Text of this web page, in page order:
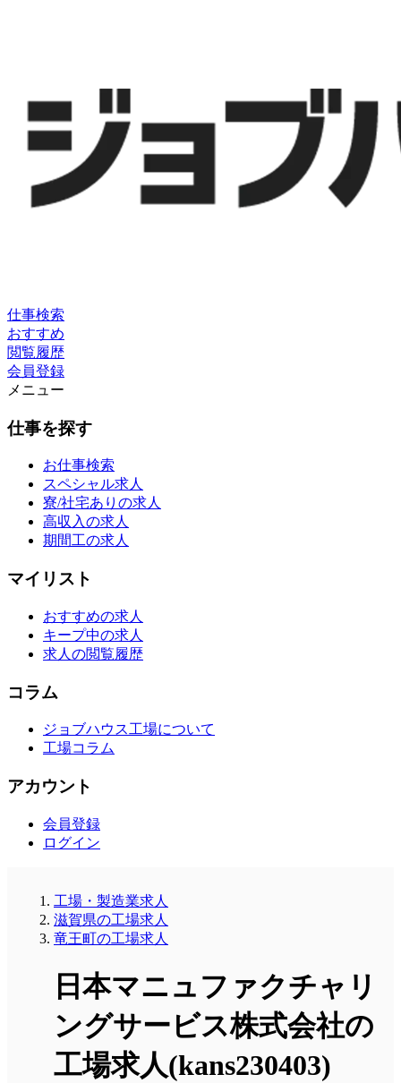
仕事検索
おすすめ
閲覧履歴
会員登録
メニュー
仕事を探す
お仕事検索
スペシャル求人
寮/社宅ありの求人
高収入の求人
期間工の求人
マイリスト
おすすめの求人
キープ中の求人
求人の閲覧履歴
コラム
ジョブハウス工場について
工場コラム
アカウント
会員登録
ログイン
工場・製造業求人
滋賀県の工場求人
竜王町の工場求人
日本マニュファクチャリ
ングサービス株式会社の
工場求人(kans230403)